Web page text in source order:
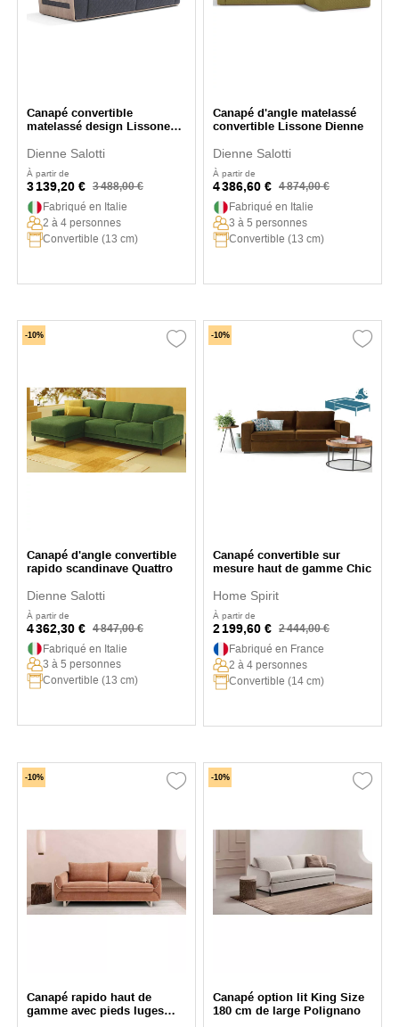
Canapé convertible
matelassé design Lissone
Dienne Salotti
À partir de
3 139,20 € 3 488,00 €
Fabriqué en Italie
2 à 4 personnes
Convertible (13 cm)
Canapé d'angle matelassé
convertible Lissone Dienne
Dienne Salotti
À partir de
4 386,60 € 4 874,00 €
Fabriqué en Italie
3 à 5 personnes
Convertible (13 cm)
-10%
Canapé d'angle convertible
rapido scandinave Quattro
Dienne Salotti
À partir de
4 362,30 € 4 847,00 €
Fabriqué en Italie
3 à 5 personnes
Convertible (13 cm)
-10%
Canapé convertible sur
mesure haut de gamme Chic
Home Spirit
À partir de
2 199,60 € 2 444,00 €
Fabriqué en France
2 à 4 personnes
Convertible (14 cm)
-10%
Canapé rapido haut de
gamme avec pieds luges
-10%
Canapé option lit King Size
180 cm de large Polignano